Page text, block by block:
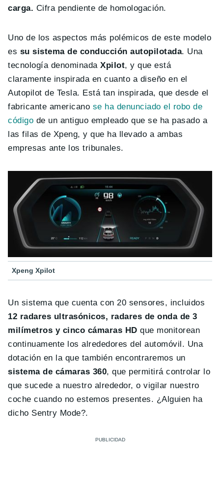
carga. Cifra pendiente de homologación.
Uno de los aspectos más polémicos de este modelo
es su sistema de conducción autopilotada. Una
tecnología denominadaXpilot, y que está
claramente inspirada en cuanto a diseño en el
Autopilot de Tesla. Está tan inspirada, que desde el
fabricante americano se ha denunciado el robo de
código de un antiguo empleado que se ha pasado a
las filas de Xpeng, y que ha llevado a ambas
empresas ante los tribunales.
Xpeng Xpilot
Un sistema que cuenta con 20 sensores, incluidos
12 radares ultrasónicos, radares de onda de 3
milímetros y cinco cámaras HD que monitorean
continuamente los alrededores del automóvil. Una
dotación en la que también encontraremos un
sistema de cámaras 360, que permitirá controlar lo
que sucede a nuestro alrededor, o vigilar nuestro
coche cuando no estemos presentes. ¿Alguien ha
dicho Sentry Mode?.